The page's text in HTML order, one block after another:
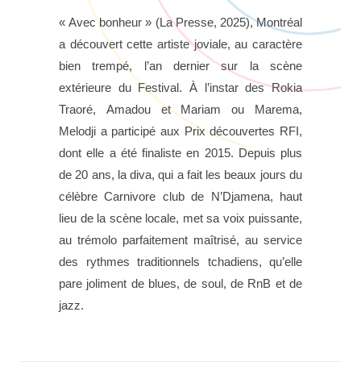
« Avec bonheur » (La Presse, 2025), Montréal
a découvert cette artiste joviale, au caractère
bien trempé, l’an dernier sur la scène
extérieure du Festival. À l’instar des Rokia
Traoré, Amadou et Mariam ou Marema,
Melodji a participé aux Prix découvertes RFI,
dont elle a été finaliste en 2015. Depuis plus
de 20 ans, la diva, qui a fait les beaux jours du
célèbre Carnivore club de N’Djamena, haut
lieu de la scène locale, met sa voix puissante,
au trémolo parfaitement maîtrisé, au service
des rythmes traditionnels tchadiens, qu’elle
pare joliment de blues, de soul, de RnB et de
jazz.